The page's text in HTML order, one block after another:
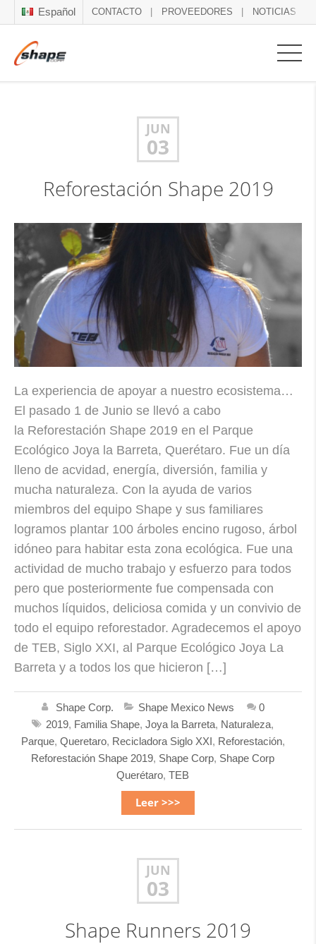
Español CONTACTO PROVEEDORES NOTICIAS
JUN
03
Reforestación Shape 2019
La experiencia de apoyar a nuestro ecosistema…
El pasado 1 de Junio se llevó a cabo
la Reforestación Shape 2019 en el Parque
Ecológico Joya la Barreta, Querétaro. Fue un día
lleno de acvidad, energía, diversión, familia y
mucha naturaleza. Con la ayuda de varios
miembros del equipo Shape y sus familiares
logramos plantar 100 árboles encino rugoso, árbol
idóneo para habitar esta zona ecológica. Fue una
actividad de mucho trabajo y esfuerzo para todos
pero que posteriormente fue compensada con
muchos líquidos, deliciosa comida y un convivio de
todo el equipo reforestador. Agradecemos el apoyo
de TEB, Siglo XXI, al Parque Ecológico Joya La
Barreta y a todos los que hicieron […]
Shape Corp. Shape Mexico News
0
2019, Familia Shape, Joya la Barreta, Naturaleza,
Parque, Queretaro, Recicladora Siglo XXI, Reforestación,
Reforestación Shape 2019, Shape Corp, Shape Corp
Querétaro, TEB
Leer >>>
JUN
03
Shape Runners 2019